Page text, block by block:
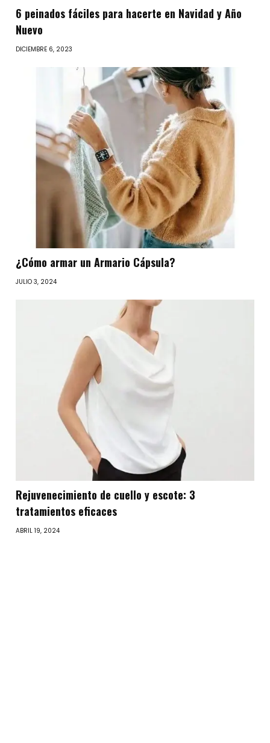
6 peinados fáciles para hacerte en Navidad y Año
Nuevo
DICIEMBRE 6, 2023
¿Cómo armar un Armario Cápsula?
JULIO 3, 2024
Rejuvenecimiento de cuello y escote: 3
tratamientos eficaces
ABRIL 19, 2024